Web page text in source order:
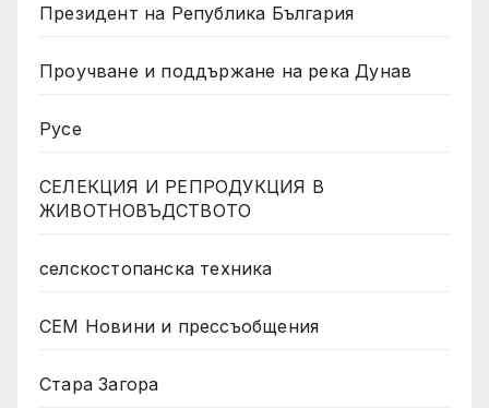
Президент на Република България
Проучване и поддържане на река Дунав
Русе
СЕЛЕКЦИЯ И РЕПРОДУКЦИЯ В
ЖИВОТНОВЪДСТВОТО
селскостопанска техника
СЕМ Новини и прессъобщения
Стара Загора